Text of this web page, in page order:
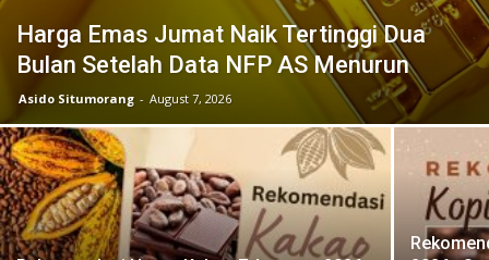
Harga Emas Jumat Naik Tertinggi Dua
Bulan Setelah Data NFP AS Menurun
Asido Situmorang - August 7, 2026